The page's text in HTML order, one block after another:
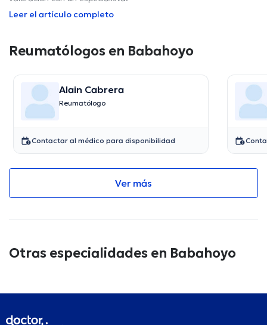
Leer el artículo completo
Reumatólogos en Babahoyo
Alain Cabrera
Reumatólogo
Contactar al médico para disponibilidad
Ver más
Otras especialidades en Babahoyo